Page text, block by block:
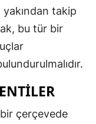
Kırşehir
Konya
Kütahya
Malatya
yakından takip
bu tür bir
bir çerçevede